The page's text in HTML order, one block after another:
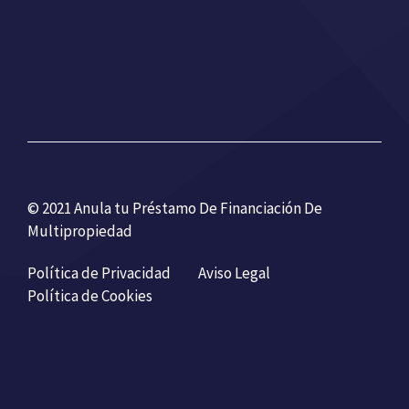
© 2021 Anula tu Préstamo De Financiación De
Multipropiedad
Política de Privacidad
Aviso Legal
Política de Cookies